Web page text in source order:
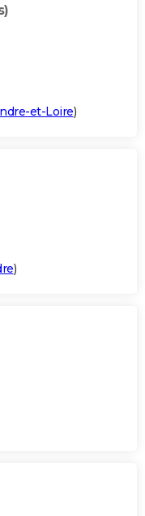
et-Loire)
)